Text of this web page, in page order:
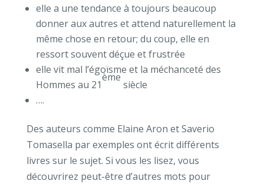
elle a une tendance à toujours beaucoup
donner aux autres et attend naturellement la
même chose en retour; du coup, elle en
ressort souvent déçue et frustrée
elle vit mal l’égoïsme et la méchanceté des
Hommes au 21
ème
siècle
….
Des auteurs comme Elaine Aron et Saverio
Tomasella par exemples ont écrit différents
livres sur le sujet. Si vous les lisez, vous
découvrirez peut-être d’autres mots pour